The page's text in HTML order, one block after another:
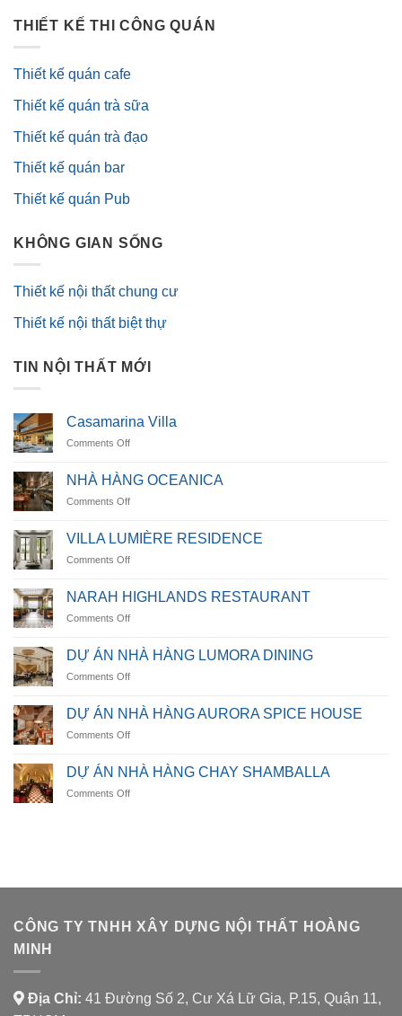
THIẾT KẾ THI CÔNG QUÁN
Thiết kế quán cafe
Thiết kế quán trà sữa
Thiết kế quán trà đạo
Thiết kế quán bar
Thiết kế quán Pub
KHÔNG GIAN SỐNG
Thiết kế nội thất chung cư
Thiết kế nội thất biệt thự
TIN NỘI THẤT MỚI
Casamarina Villa
Comments Offon
Villa
NHÀ HÀNG OCEANICA
Comments Offon
HÀNG
OCEANICA
VILLA LUMIÈRE RESIDENCE
Comments Offon
LUMIÈRE
RESIDENCE
NARAH HIGHLANDS RESTAURANT
Comments Offon
HIGHLANDS
RESTAURANT
DỰ ÁN NHÀ HÀNG LUMORA DINING
Comments Offon
ÁN
NHÀ
HÀNG
DINING
DỰ ÁN NHÀ HÀNG AURORA SPICE HOUSE
Comments Offon
ÁN
NHÀ
HÀNG
DỰ ÁN NHÀ HÀNG CHAY SHAMBALLA
Comments Offon
CÔNG TY TNHH XÂY DỰNG NỘI THẤT HOÀNG
MINH
Địa Chỉ: 41 Đường Số 2, Cư Xá Lữ Gia, P.15, Quận 11,